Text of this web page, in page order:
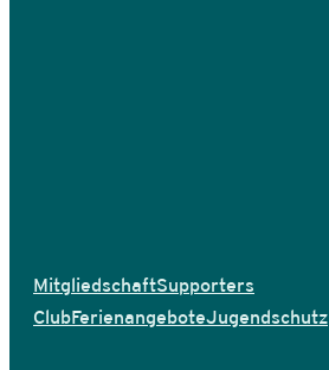
MitgliedschaftSupporters
ClubFerienangeboteJugendschutz